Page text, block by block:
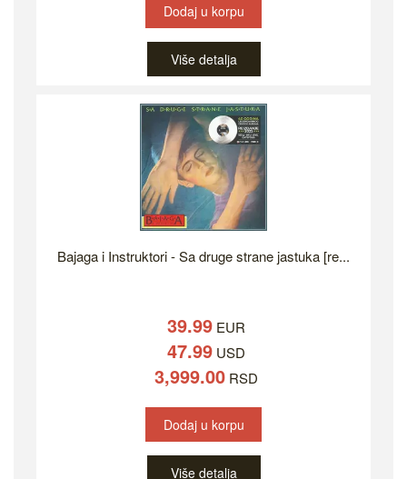
Dodaj u korpu
Više detalja
Bajaga i Instruktori - Sa druge strane jastuka [re...
39.99EUR
47.99USD
3,999.00RSD
Dodaj u korpu
Više detalja